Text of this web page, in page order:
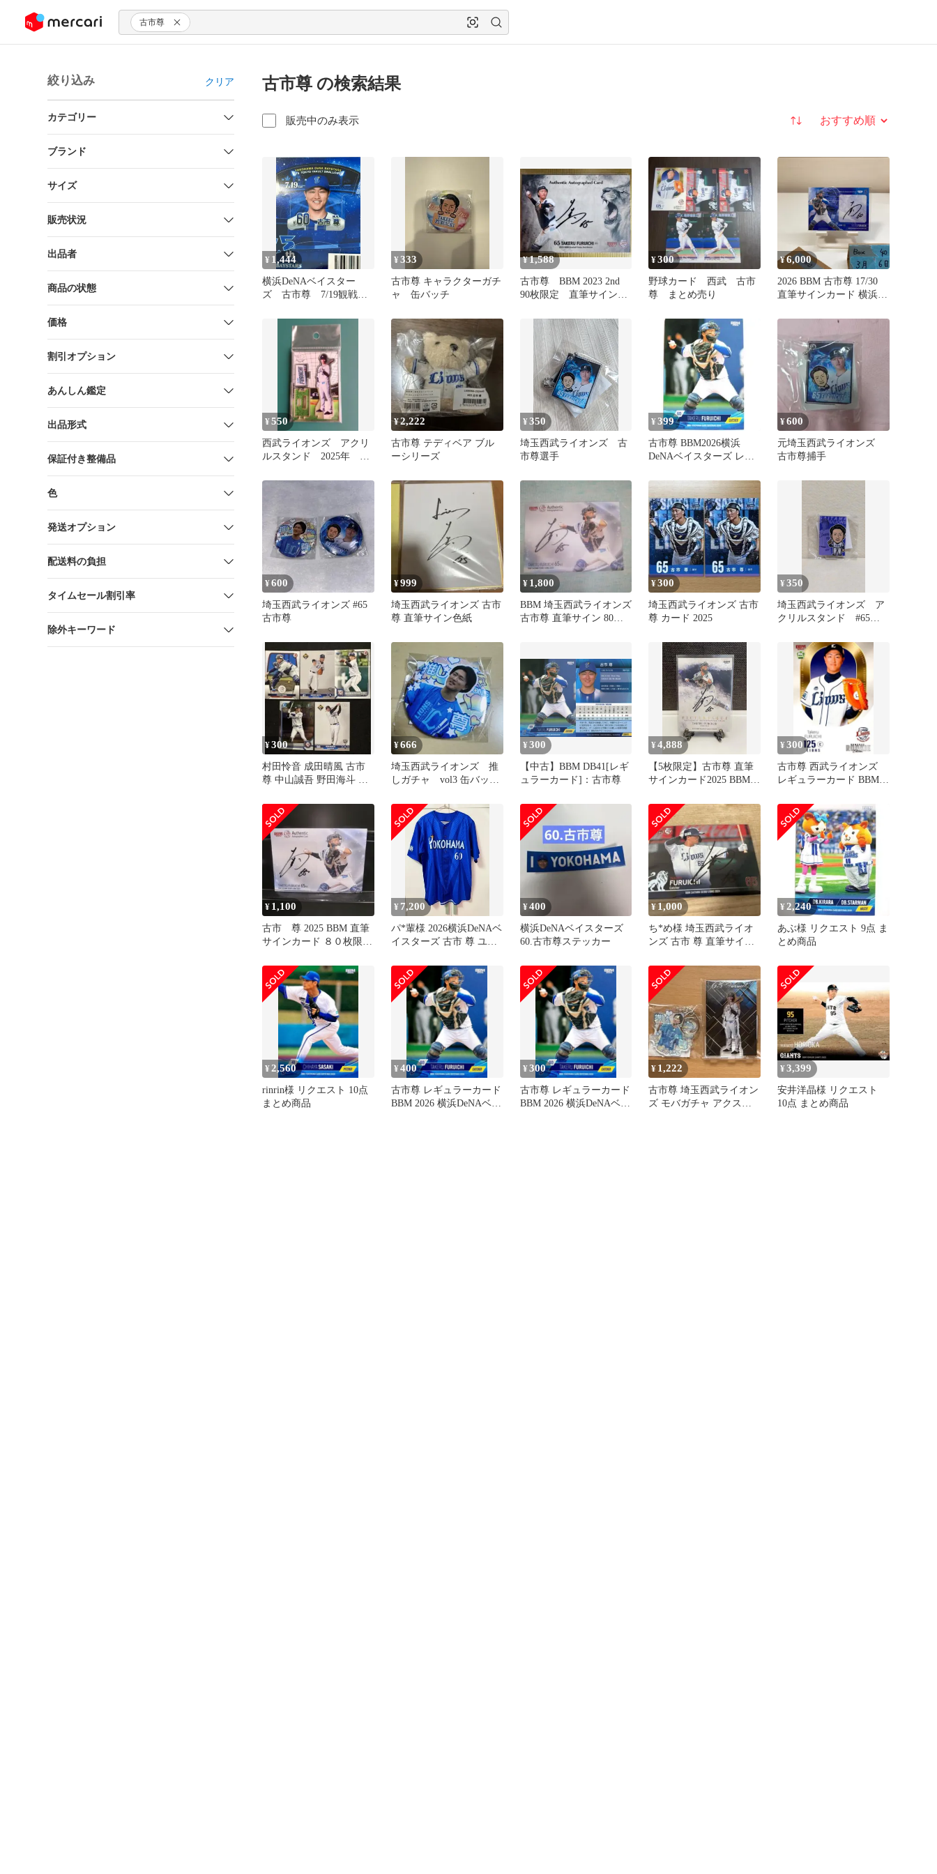
ツにスキップ 古市尊
絞り込み クリア
カテゴリー
ブランド
サイズ
販売状況
出品者
商品の状態
価格
割引オプション
あんしん鑑定
出品形式
保証付き整備品
色
発送オプション
配送料の負担
タイムセール割引率
除外キーワード
古市尊 の検索結果
販売中のみ表示 並び替え
¥ 1,444
横浜DeNAベイスター
ズ 古市尊 7/19観戦記
¥333
古市尊 キャラクターガチ
ャ 缶バッチ
¥1,588
古市尊 BBM 2023 2nd
90枚限定 直筆サイン
¥300
野球カード 西武 古市
尊 まとめ売り
¥6,000
2026 BBM 古市尊 17/30
直筆サインカード 横浜
ド
¥550
西武ライオンズ アクリ
ルスタンド 2025年 古
¥2,222
古市尊 テディベア ブル
ーシリーズ
¥350
埼玉西武ライオンズ 古
市尊選手
¥ 399
古市尊 BBM2026横浜
DeNAベイスターズ レギ
¥600
元埼玉西武ライオンズ
古市尊捕手
¥600
埼玉西武ライオンズ #65
古市尊
¥999
埼玉西武ライオンズ 古市
尊 直筆サイン色紙
¥ 1,800
BBM 埼玉西武ライオンズ
古市尊 直筆サイン 80枚
¥300
埼玉西武ライオンズ 古市
尊 カード 2025
¥350
埼玉西武ライオンズ ア
クリルスタンド #65
¥300
村田怜音 成田晴風 古市
尊 中山誠吾 野田海斗 西
¥666
埼玉西武ライオンズ 推
しガチャ vol3 缶バッ
¥300
【中古】BBM DB41[レギ
ュラーカード]：古市尊
¥4,888
【5枚限定】古市尊 直筆
サインカード2025 BBM
¥300
古市尊 西武ライオンズ
レギュラーカード BBM
ン
¥ 1,100
古市 尊 2025 BBM 直筆
サインカード ８０枚限
¥ 7,200
パ*輩様 2026横浜DeNAベ
イスターズ 古市 尊 ユニ
¥400
横浜DeNAベイスターズ
60.古市尊ステッカー
¥ 1,000
ち*め様 埼玉西武ライオ
ンズ 古市 尊 直筆サイン
¥ 2,240
あぶ様 リクエスト 9点 ま
とめ商品
¥ 2,560
rinrin様 リクエスト 10点
まとめ商品
¥400
古市尊 レギュラーカード
BBM 2026 横浜DeNAベイ
¥300
古市尊 レギュラーカード
BBM 2026 横浜DeNAベイ
¥ 1,222
古市尊 埼玉西武ライオン
ズ モバガチャ アクスタ
¥3,399
安井洋晶様 リクエスト
10点 まとめ商品